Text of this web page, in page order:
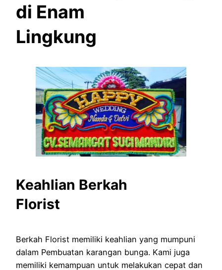
di Enam
Lingkung
Keahlian Berkah
Florist
Berkah Florist memiliki keahlian yang mumpuni
dalam Pembuatan karangan bunga. Kami juga
memiliki kemampuan untuk melakukan cepat dan